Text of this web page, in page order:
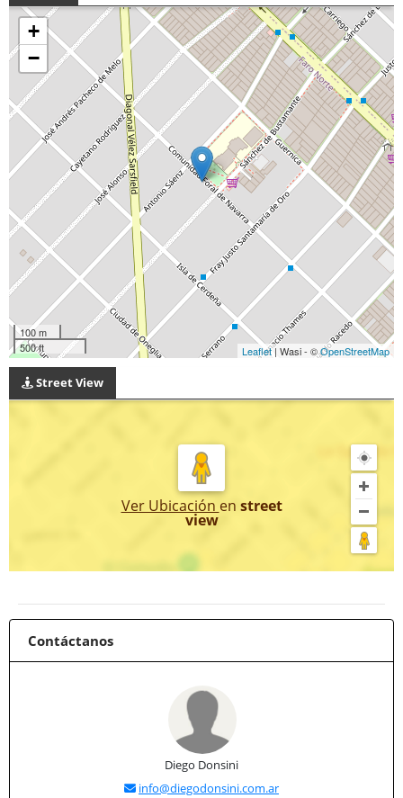
+
−
100 m
500 ft
Leaflet| Wasi - ©OpenStreetMap
Street View
Ver Ubicación en street
view
Contáctanos
Diego Donsini
info@diegodonsini.com.ar